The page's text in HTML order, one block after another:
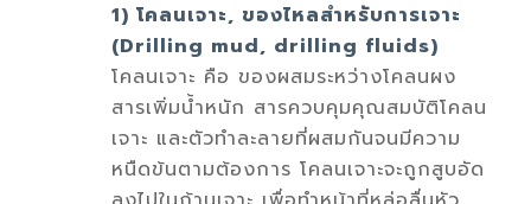
1) โคลนเจาะ, ของไหลสำหรับการเจาะ
(Drilling mud, drilling fluids)
โคลนเจาะ คือ ของผสมระหว่างโคลนผง
สารเพิ่มนํ้าหนัก สารควบคุมคุณสมบัติโคลน
เจาะ และตัวทำละลายที่ผสมกันจนมีความ
หนืดข้นตามต้องการ โคลนเจาะจะถูกสูบอัด